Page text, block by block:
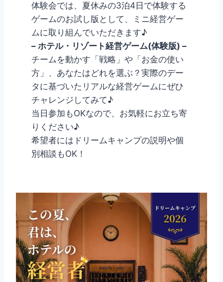
体験会では、夏休みの3泊4日で体験する
ゲームのお試し版として、ミニ経営ゲー
ムに取り組んでいただきます♪
– ホテル・リゾート経営ゲーム(体験版) –
チームを動かす「戦略」や「お金の使い
方」、あなたはどれを選ぶ？実際のデー
タに基づいたリアルな経営ゲームにぜひ
チャレンジしてみて♪
当日参加もOKなので、お気軽にお立ち寄
りください♪
希望者にはドリームキャンプの説明や個
別相談もOK！